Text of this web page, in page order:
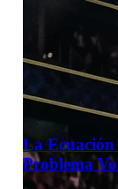
Laboratorio
La
Problema